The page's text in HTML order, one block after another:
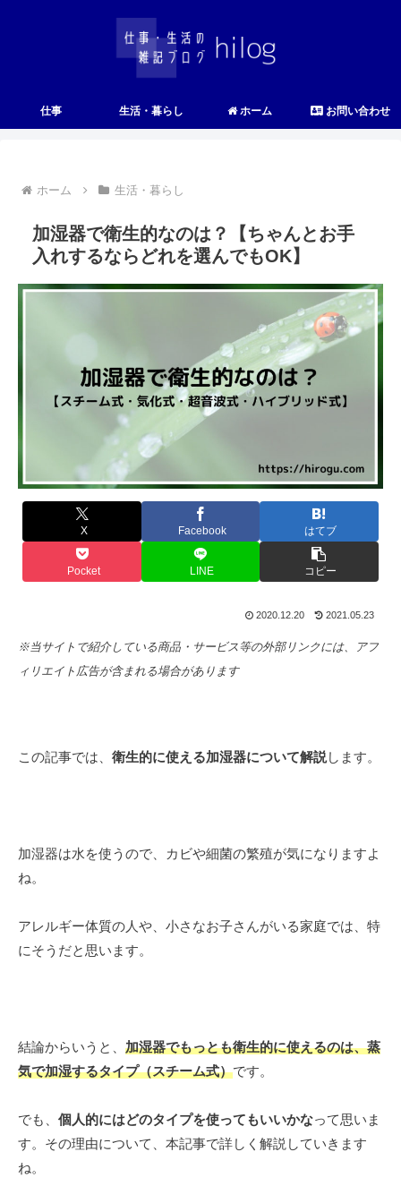
仕事 生活・暮らし ホーム お問い合わせ
ホーム 生活・暮らし
加湿器で衛生的なのは？【ちゃんとお手
入れするならどれを選んでもOK】
X Facebook はてブ
Pocket LINE コピー
2020.12.20 2021.05.23
※当サイトで紹介している商品・サービス等の外部リンクには、アフ
ィリエイト広告が含まれる場合があります
この記事では、衛生的に使える加湿器について解説します。
加湿器は水を使うので、カビや細菌の繁殖が気になりますよ
ね。
アレルギー体質の人や、小さなお子さんがいる家庭では、特
にそうだと思います。
結論からいうと、加湿器でもっとも衛生的に使えるのは、蒸
気で加湿するタイプ（スチーム式）です。
でも、個人的にはどのタイプを使ってもいいかなって思いま
す。その理由について、本記事で詳しく解説していきます
ね。